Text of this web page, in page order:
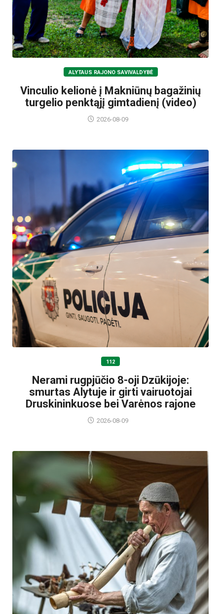
ALYTAUS RAJONO SAVIVALDYBĖ
Vinculio kelionė į Makniūnų bagažinių
turgelio penktąjį gimtadienį (video)
2026-08-09
112
Nerami rugpjūčio 8-oji Dzūkijoje:
smurtas Alytuje ir girti vairuotojai
Druskininkuose bei Varėnos rajone
2026-08-09